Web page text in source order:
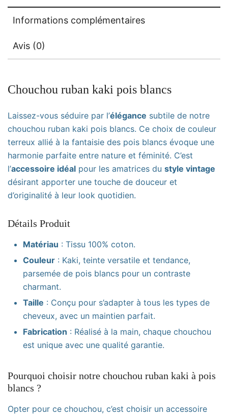
Informations complémentaires
Avis (0)
Chouchou ruban kaki pois blancs
Laissez-vous séduire par l’élégance subtile de notre
chouchou ruban kaki pois blancs. Ce choix de couleur
terreux allié à la fantaisie des pois blancs évoque une
harmonie parfaite entre nature et féminité. C’est
l’accessoire idéal pour les amatrices du style vintage
désirant apporter une touche de douceur et
d’originalité à leur look quotidien.
Détails Produit
Matériau : Tissu 100% coton.
Couleur : Kaki, teinte versatile et tendance,
parsemée de pois blancs pour un contraste
charmant.
Taille : Conçu pour s’adapter à tous les types de
cheveux, avec un maintien parfait.
Fabrication : Réalisé à la main, chaque chouchou
est unique avec une qualité garantie.
Pourquoi choisir notre chouchou ruban kaki à pois
blancs ?
Opter pour ce chouchou, c’est choisir un accessoire